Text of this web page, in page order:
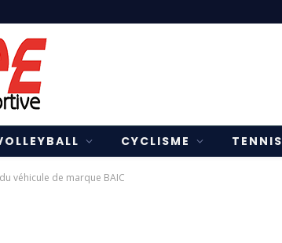
CYCLISME TENNIS
véhicule de marque BAIC